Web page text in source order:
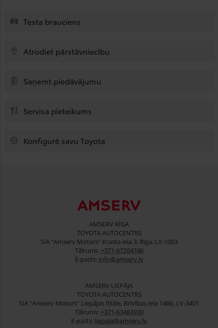
Testa brauciens
Atrodiet pārstāvniecību
Saņemt piedāvājumu
Servisa pieteikums
Konfigurē savu Toyota
AMSERV RĪGA
TOYOTA AUTOCENTRS
SIA “Amserv Motors” Krasta iela 3, Rīga, LV-1003
Tālrunis: +371-67204746
E-pasts: info@amserv.lv
AMSERV LIEPĀJA
TOYOTA AUTOCENTRS
SIA “Amserv Motors” Liepājas filiāle, Brīvības iela 146b, LV-3401
Tālrunis: +371-63483930
E-pasts: liepaja@amserv.lv